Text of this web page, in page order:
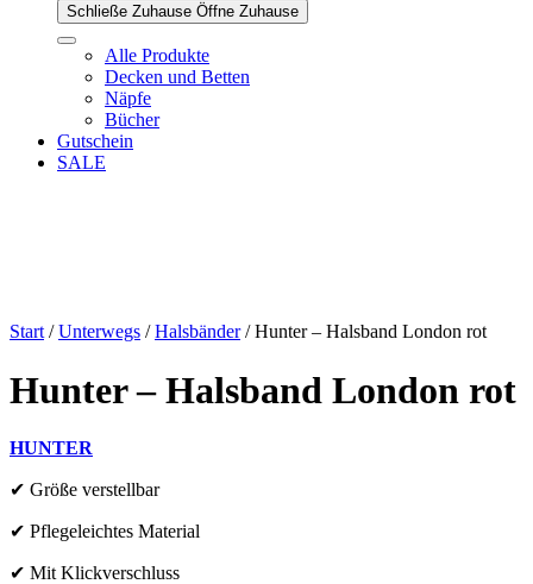
Schließe Zuhause Öffne Zuhause
Alle Produkte
Decken und Betten
Näpfe
Bücher
Gutschein
SALE
Start /Unterwegs /Halsbänder/ Hunter – Halsband London rot
Hunter – Halsband London rot
HUNTER
✔ Größe verstellbar
✔ Pflegeleichtes Material
✔ Mit Klickverschluss